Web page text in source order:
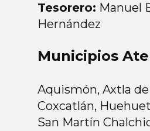
Tesorero: Manuel
Hernández
Municipios
Aquismón, Axtla de
Coxcatlán,
San Martín